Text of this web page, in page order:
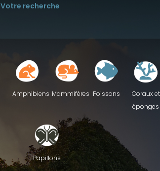
Votre recherche
Amphibiens Mammifères Poissons
Coraux et
éponges
Papillons